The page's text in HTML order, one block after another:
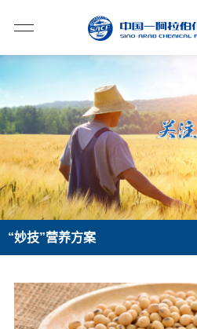
“妙技”营养方案